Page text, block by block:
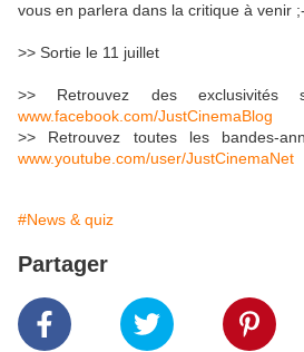
vous en parlera dans la critique à venir
>> Sortie le 11 juillet
>> Retrouvez des
www.facebook.com/JustCinemaBlog
>> Retrouvez toutes les bandes-
www.youtube.com/user/JustCinemaNet
#News & quiz
Partager